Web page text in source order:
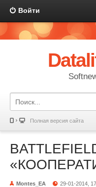
Войти
Полная версия сайта
Montes_EA 29-01-2014,